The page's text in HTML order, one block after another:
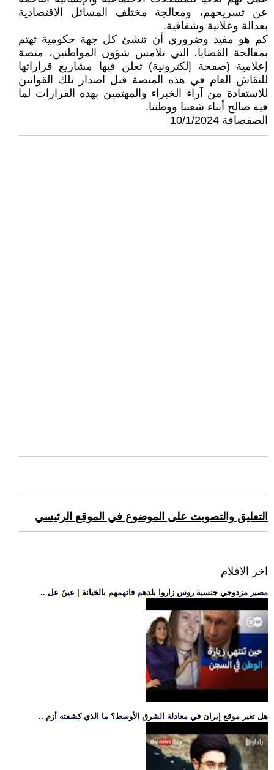
عن تسريحهم، ومعالجة مختلف المسائل الاقتصادية
بعدالة وعلانية وشفافية.
كم هو مفيد وضروري أن تنشئ كل جهة حكومية تهتم
بمعالجة القضايا، التي تلامس شؤون المواطنين، منصة
إعلامية (صفحة إلكترونية) تعلن فيها مشاريع قراراتها
للنقاش العام في هذه المنصة قبل اصدار تلك القوانين
للاستفادة من آراء الخبراء والمهتمين بهذه القرارات لما
فيه صالح أبناء شعبنا ووطننا.
الصفصافة 10/1/2024
التعليق والتصويت على الموضوع في الموقع الرئيسي
اخر الافلام
.. مصير مزدوجي جنسية روس زاروا بلدهم فاتهمهم بالخيانة | عينٌ عل
.. هل تغير موقع إيران في معادلة الشرق الأوسط؟ ما الذي كشفته أزم